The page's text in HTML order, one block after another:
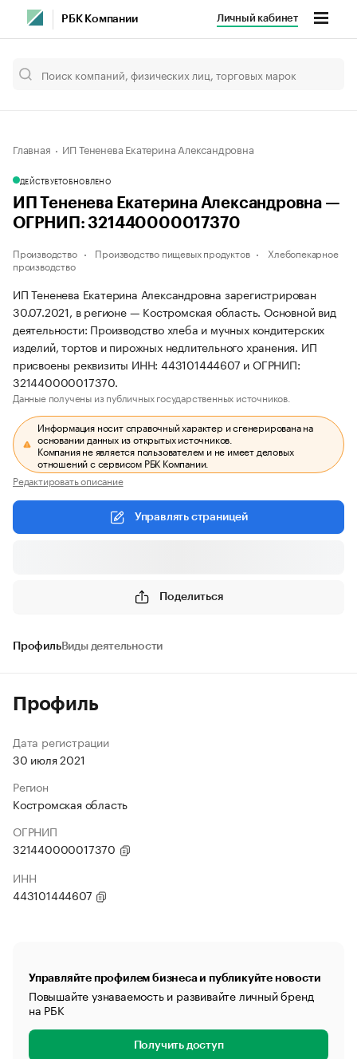
РБК Компании Личный кабинет
Главная ИП Тененева Екатерина Александровна
ДЕЙСТВУЕТОБНОВЛЕНО
ИП Тененева Екатерина Александровна —
ОГРНИП: 321440000017370
Производство Производство пищевых продуктов
Хлебопекарное
производство
ИП Тененева Екатерина Александровна зарегистрирован
30.07.2021, в регионе — Костромская область. Основной вид
деятельности: Производство хлеба и мучных кондитерских
изделий, тортов и пирожных недлительного хранения. ИП
присвоены реквизиты ИНН: 443101444607 и ОГРНИП:
321440000017370.
Данные получены из публичных государственных источников.
Информация носит справочный характер и сгенерирована на
основании данных из открытых источников.
Компания не является пользователем и не имеет деловых
отношений с сервисом РБК Компании.
Редактировать описание
Управлять страницей
Поделиться
ПрофильВиды деятельности
Профиль
Дата регистрации
30 июля 2021
Регион
Костромская область
ОГРНИП
321440000017370
ИНН
443101444607
Управляйте профилем бизнеса и публикуйте новости
Повышайте узнаваемость и развивайте личный бренд
на РБК
Получить доступ